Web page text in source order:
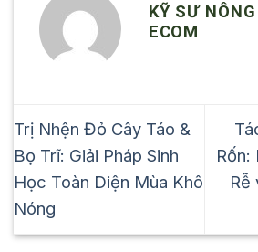
KỸ SƯ
ECOM
Trị Nhện Đỏ Cây Táo &
Bọ Trĩ: Giải Pháp Sinh
Học Toàn Diện Mùa Khô
Nóng
Rốn:
Rễ